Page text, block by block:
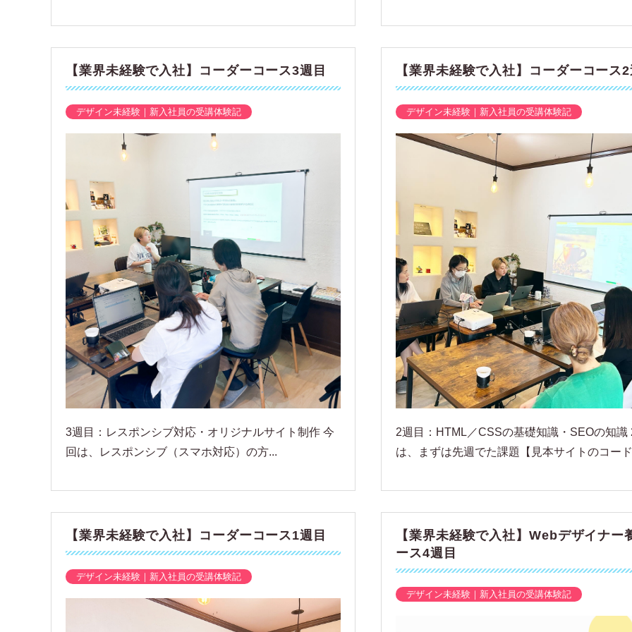
【業界未経験で入社】コーダーコース3週目
デザイン未経験｜新入社員の受講体験記
3週目：レスポンシブ対応・オリジナルサイト制作 今
回は、レスポンシブ（スマホ対応）の方...
【業界未経験で入社】コーダーコース
デザイン未経験｜新入社員の受講体験記
2週目：HTML／CSSの基礎知識・SEOの知識
は、まずは先週でた課題【見本サイトのコー
【業界未経験で入社】コーダーコース1週目
デザイン未経験｜新入社員の受講体験記
【業界未経験で入社】Webデザイナー
ース4週目
デザイン未経験｜新入社員の受講体験記